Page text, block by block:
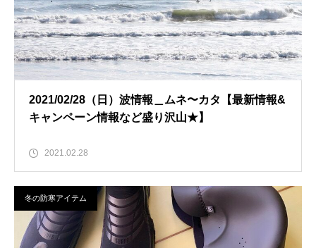
2021/02/28（日）波情報＿ムネ〜カタ【最新情報&
キャンペーン情報など盛り沢山★】
2021.02.28
冬の防寒アイテム